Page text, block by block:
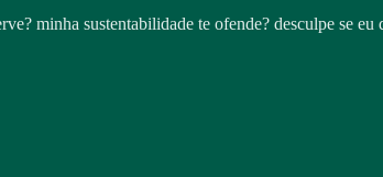
minha sustentabilidade te ofende? desculpe se eu